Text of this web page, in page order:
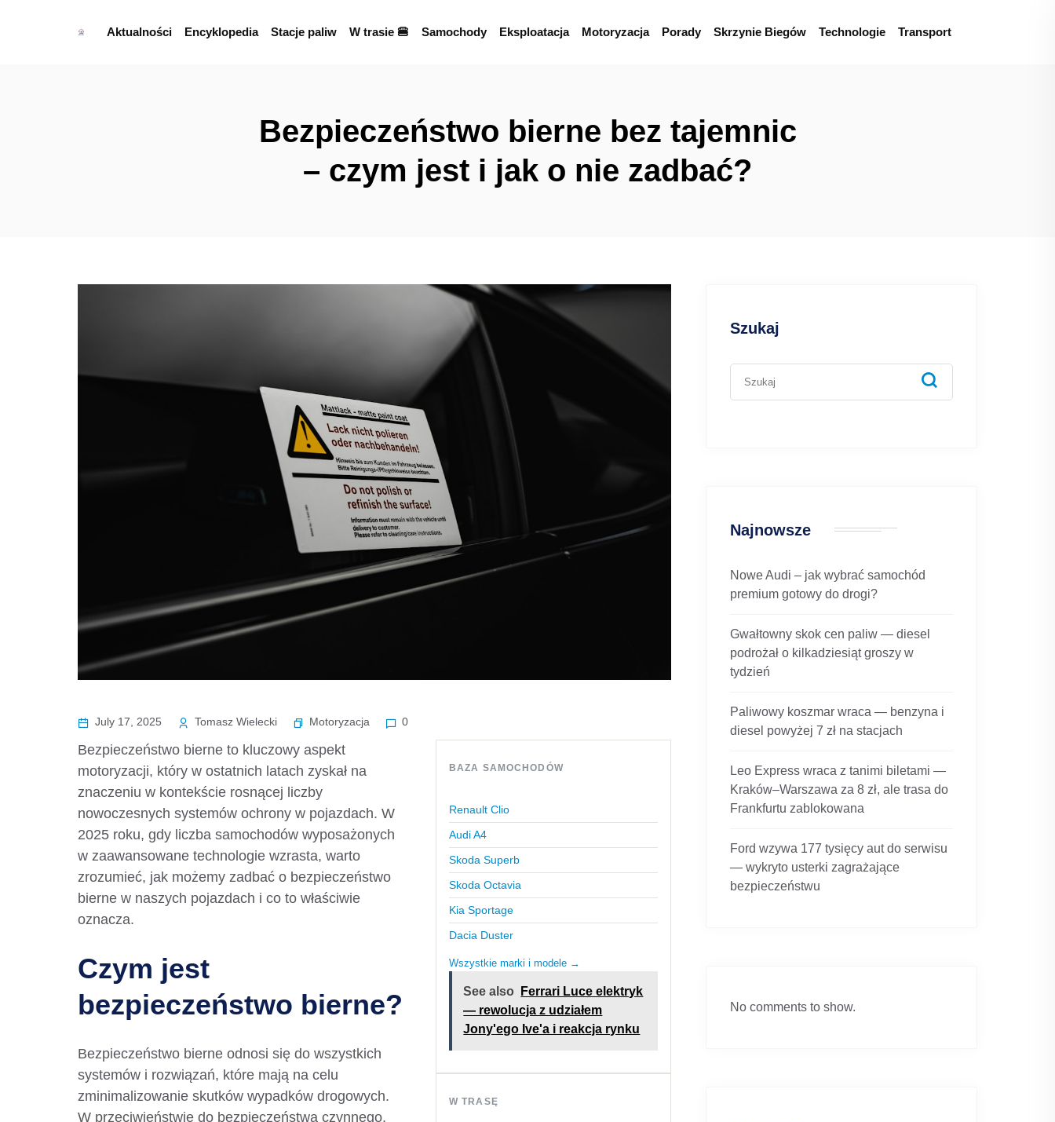
Aktualności Encyklopedia Stacje paliw W trasie 🍔 Samochody Eksploatacja Motoryzacja Porady Skrzynie Biegów Technologie Transport
Bezpieczeństwo bierne bez tajemnic
– czym jest i jak o nie zadbać?
July 17, 2025 Tomasz Wielecki Motoryzacja 0
Bezpieczeństwo bierne to kluczowy aspekt
motoryzacji, który w ostatnich latach zyskał na
znaczeniu w kontekście rosnącej liczby
nowoczesnych systemów ochrony w pojazdach. W
2025 roku, gdy liczba samochodów wyposażonych
w zaawansowane technologie wzrasta, warto
zrozumieć, jak możemy zadbać o bezpieczeństwo
bierne w naszych pojazdach i co to właściwie
oznacza.
Czym jest
bezpieczeństwo bierne?
Bezpieczeństwo bierne odnosi się do wszystkich
systemów i rozwiązań, które mają na celu
zminimalizowanie skutków wypadków drogowych.
W przeciwieństwie do bezpieczeństwa czynnego,
BAZA SAMOCHODÓW
Renault Clio
Audi A4
Skoda Superb
Skoda Octavia
Kia Sportage
Dacia Duster
Wszystkie marki i modele →
See also
Ferrari Luce elektryk
— rewolucja z udziałem
Jony'ego Ive'a i reakcja rynku
W TRASĘ
Szukaj
Najnowsze
Nowe Audi – jak wybrać samochód
premium gotowy do drogi?
Gwałtowny skok cen paliw — diesel
podrożał o kilkadziesiąt groszy w
tydzień
Paliwowy koszmar wraca — benzyna i
diesel powyżej 7 zł na stacjach
Leo Express wraca z tanimi biletami —
Kraków–Warszawa za 8 zł, ale trasa do
Frankfurtu zablokowana
Ford wzywa 177 tysięcy aut do serwisu
— wykryto usterki zagrażające
bezpieczeństwu
No comments to show.